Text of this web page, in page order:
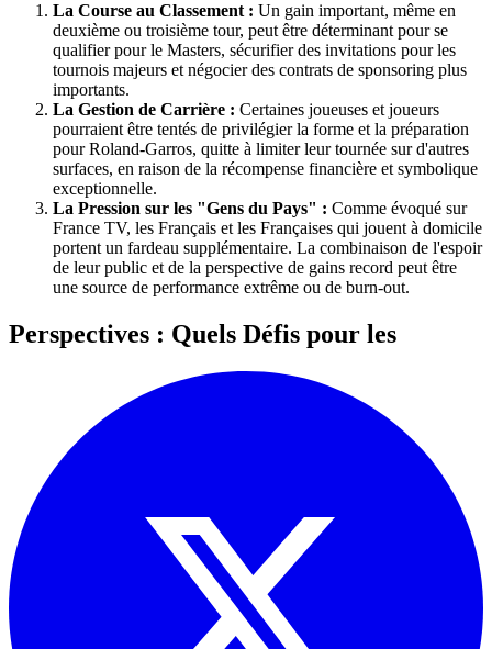
La Course au Classement : Un gain important, même en
deuxième ou troisième tour, peut être déterminant pour se
qualifier pour le Masters, sécurifier des invitations pour les
tournois majeurs et négocier des contrats de sponsoring plus
importants.
La Gestion de Carrière : Certaines joueuses et joueurs
pourraient être tentés de privilégier la forme et la préparation
pour Roland-Garros, quitte à limiter leur tournée sur d'autres
surfaces, en raison de la récompense financière et symbolique
exceptionnelle.
La Pression sur les "Gens du Pays" : Comme évoqué sur
France TV, les Français et les Françaises qui jouent à domicile
portent un fardeau supplémentaire. La combinaison de l'espoir
de leur public et de la perspective de gains record peut être
une source de performance extrême ou de burn-out.
Perspectives : Quels Défis pour les